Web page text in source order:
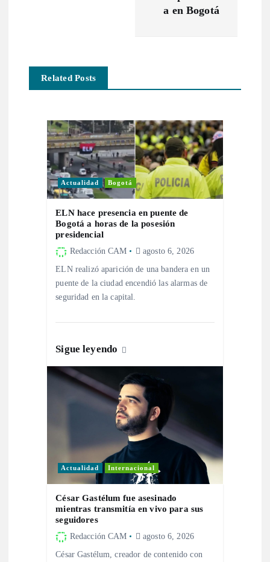
a en Bogotá
Related Posts
Actualidad Bogotá
ELN hace presencia en puente de
Bogotá a horas de la posesión
presidencial
Redacción CAM agosto 6, 2026
ELN realizó aparición de una bandera en un
puente de la ciudad encendió las alarmas de
seguridad en la capital.
Sigue leyendo
Actualidad Internacional
César Gastélum fue asesinado
mientras transmitía en vivo para sus
seguidores
Redacción CAM agosto 6, 2026
César Gastélum, creador de contenido con